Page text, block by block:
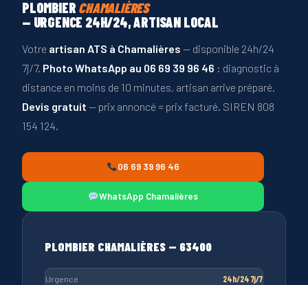
PLOMBIER CHAMALIÈRES
— URGENCE 24H/24, ARTISAN LOCAL
Votre artisan ATS à Chamalières — disponible 24h/24
7j/7. Photo WhatsApp au 06 69 39 96 46 : diagnostic à
distance en moins de 10 minutes, artisan arrive préparé.
Devis gratuit — prix annoncé = prix facturé. SIREN 808
154 124.
06 69 39 96 46
WhatsApp Chamalières
PLOMBIER CHAMALIÈRES — 63400
Urgence 24h/24 7j/7